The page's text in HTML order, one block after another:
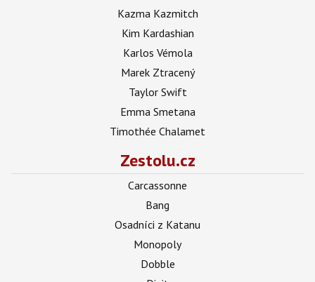
Kazma Kazmitch
Kim Kardashian
Karlos Vémola
Marek Ztracený
Taylor Swift
Emma Smetana
Timothée Chalamet
Zestolu.cz
Carcassonne
Bang
Osadníci z Katanu
Monopoly
Dobble